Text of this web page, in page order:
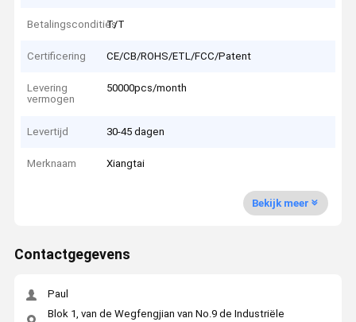
Betalingscondities
T/T
Certificering CE/CB/ROHS/ETL/FCC/Patent
Levering
vermogen
50000pcs/month
Levertijd 30-45 dagen
Merknaam Xiangtai
Bekijk meer
Contactgegevens
Paul
Blok 1, van de Wegfengjian van No.9 de Industriële